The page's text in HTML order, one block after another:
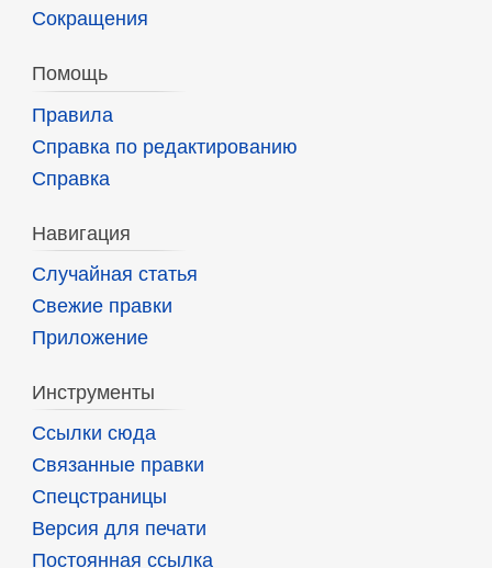
Сокращения
Помощь
Правила
Справка по редактированию
Справка
Навигация
Случайная статья
Свежие правки
Приложение
Инструменты
Ссылки сюда
Связанные правки
Спецстраницы
Версия для печати
Постоянная ссылка